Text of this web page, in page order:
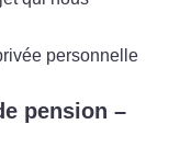
personnelle
pension –